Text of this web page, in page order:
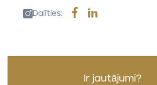
Dalīties:
Ir jautājumi?